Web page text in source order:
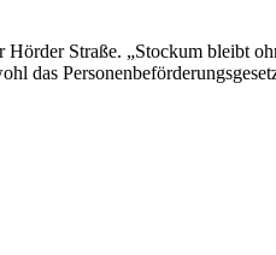
Straße. „Stockum bleibt